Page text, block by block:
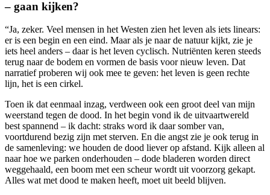
– gaan kijken?
“Ja, zeker. Veel mensen in het Westen zien het leven als iets linears:
er is een begin en een eind. Maar als je naar de natuur kijkt, zie je
iets heel anders – daar is het leven cyclisch. Nutriënten keren steeds
terug naar de bodem en vormen de basis voor nieuw leven. Dat
narratief proberen wij ook mee te geven: het leven is geen rechte
lijn, het is een cirkel.
Toen ik dat eenmaal inzag, verdween ook een groot deel van mijn
weerstand tegen de dood. In het begin vond ik de uitvaartwereld
best spannend – ik dacht: straks word ik daar somber van,
voortdurend bezig zijn met sterven. En die angst zie je ook terug in
de samenleving: we houden de dood liever op afstand. Kijk alleen al
naar hoe we parken onderhouden – dode bladeren worden direct
weggehaald, een boom met een scheur wordt uit voorzorg gekapt.
Alles wat met dood te maken heeft, moet uit beeld blijven.